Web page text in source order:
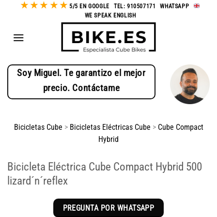
★★ ★ ★★ 5/5 EN GOOGLE TEL: 910507171 -WHATSAPP
WE SPEAK ENGLISH
Soy Miguel. Te garantizo el mejor
precio. Contáctame
Bicicletas Cube > Bicicletas Eléctricas Cube > Cube Compact
Hybrid
Bicicleta Eléctrica Cube Compact Hybrid 500
lizard´n´reflex
PREGUNTA POR WHATSAPP